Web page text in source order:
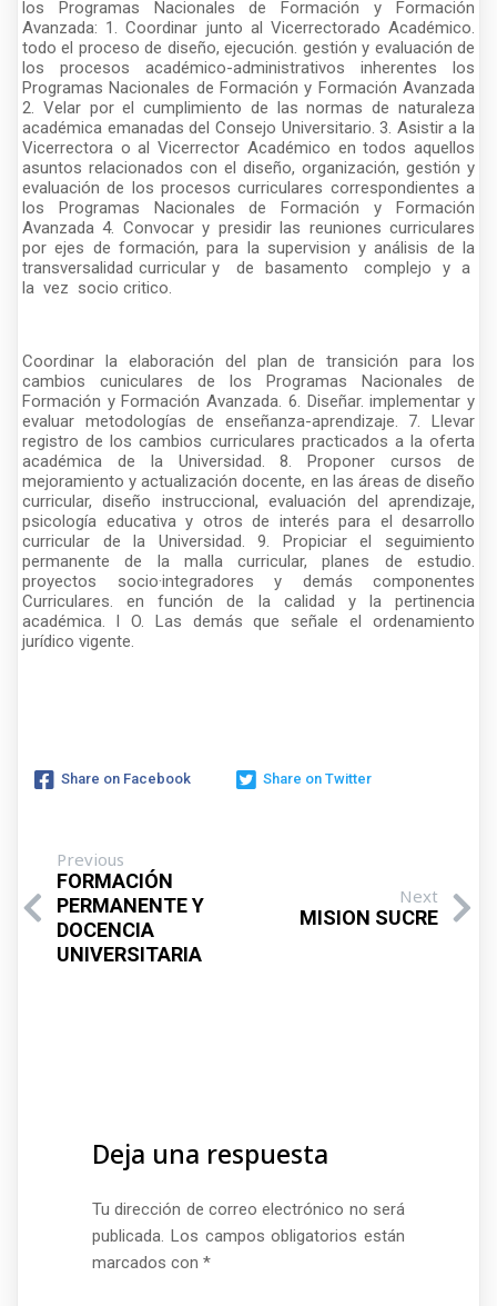
los Programas Nacionales de Formación y Formación
Avanzada: 1. Coordinar junto al Vicerrectorado Académico.
todo el proceso de diseño, ejecución. gestión y evaluación de
los procesos académico-administrativos inherentes los
Programas Nacionales de Formación y Formación Avanzada
2. Velar por el cumplimiento de las normas de naturaleza
académica emanadas del Consejo Universitario. 3. Asistir a la
Vicerrectora o al Vicerrector Académico en todos aquellos
asuntos relacionados con el diseño, organización, gestión y
evaluación de los procesos curriculares correspondientes a
los Programas Nacionales de Formación y Formación
Avanzada 4. Convocar y presidir las reuniones curriculares
por ejes de formación, para la supervision y análisis de la
transversalidad curricular y de basamento complejo y a
la vez socio critico.
Coordinar la elaboración del plan de transición para los
cambios cuniculares de los Programas Nacionales de
Formación y Formación Avanzada. 6. Diseñar. implementar y
evaluar metodologías de enseñanza-aprendizaje. 7. Llevar
registro de los cambios curriculares practicados a la oferta
académica de la Universidad. 8. Proponer cursos de
mejoramiento y actualización docente, en las áreas de diseño
curricular, diseño instruccional, evaluación del aprendizaje,
psicología educativa y otros de interés para el desarrollo
curricular de la Universidad. 9. Propiciar el seguimiento
permanente de la malla curricular, planes de estudio.
proyectos socio·integradores y demás componentes
Curriculares. en función de la calidad y la pertinencia
académica. l O. Las demás que señale el ordenamiento
jurídico vigente.
Share on Facebook Share on Twitter
Previous
FORMACIÓN
PERMANENTE Y
DOCENCIA
UNIVERSITARIA
Next
MISION SUCRE
Deja una respuesta
Tu dirección de correo electrónico no será
publicada. Los campos obligatorios están
marcados con *